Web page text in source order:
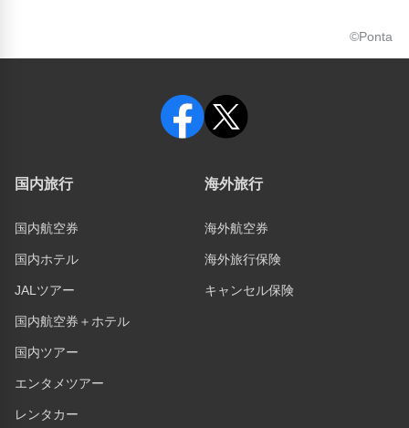
©Ponta
国内旅行
国内航空券
国内ホテル
JALツアー
国内航空券＋ホテル
国内ツアー
エンタメツアー
レンタカー
海外旅行
海外航空券
海外旅行保険
キャンセル保険